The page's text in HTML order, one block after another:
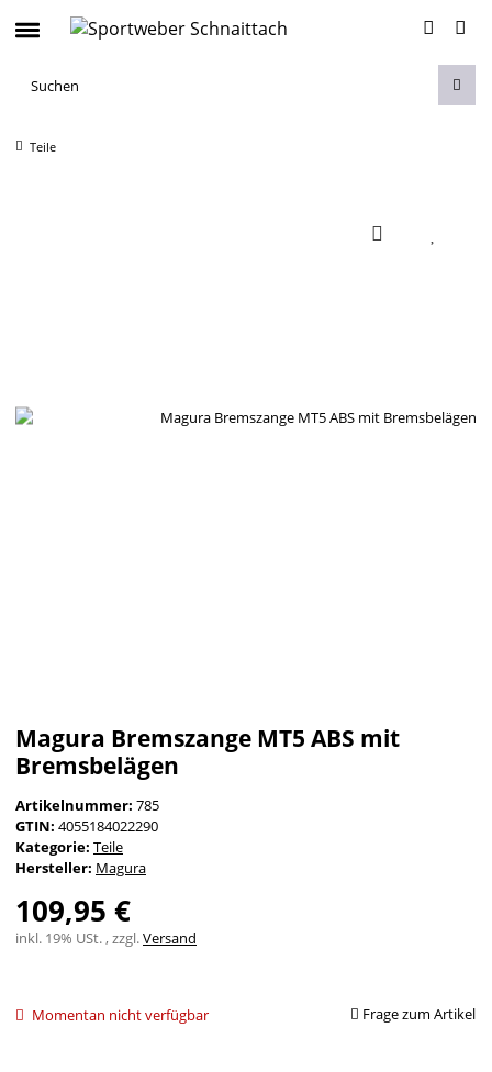
Teile
Magura Bremszange MT5 ABS mit
Bremsbelägen
Artikelnummer: 785
GTIN: 4055184022290
Kategorie: Teile
Hersteller: Magura
109,95 €
inkl. 19% USt. , zzgl.Versand
Momentan nicht verfügbar Frage zum Artikel